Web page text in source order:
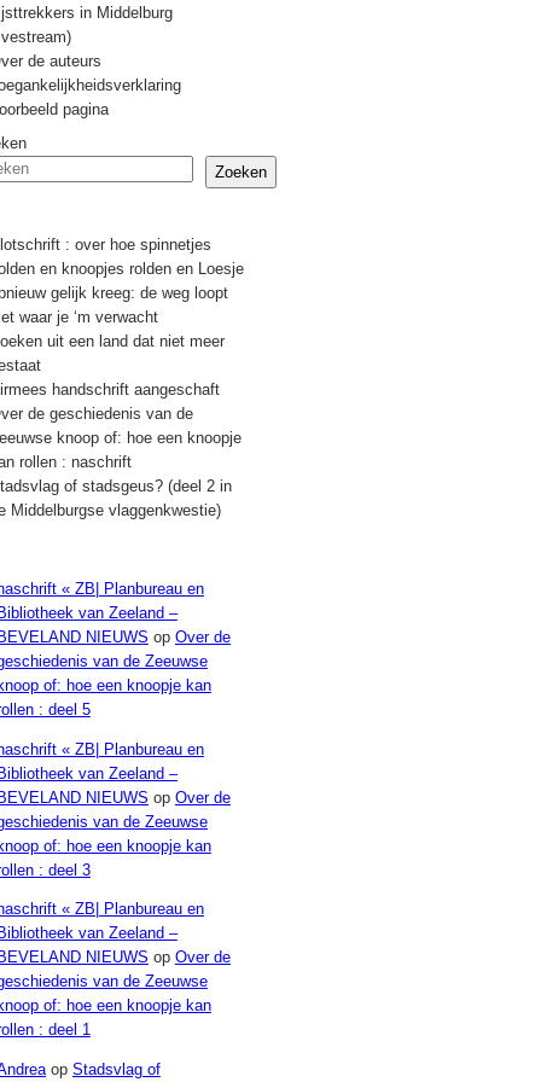
in Middelburg
de auteurs
pagina
Zoeken
: over hoe spinnetjes
en knoopjes rolden en Loesje
gelijk kreeg: de weg loopt
waar je ‘m verwacht
uit een land dat niet meer
handschrift aangeschaft
de geschiedenis van de
knoop of: hoe een knoopje
rollen : naschrift
of stadsgeus? (deel 2 in
Middelburgse vlaggenkwestie)
« ZB| Planbureau en
van Zeeland –
NIEUWS op Over de
van de Zeeuwse
of: hoe een knoopje kan
: deel 5
« ZB| Planbureau en
van Zeeland –
NIEUWS op Over de
van de Zeeuwse
of: hoe een knoopje kan
: deel 3
« ZB| Planbureau en
van Zeeland –
NIEUWS op Over de
van de Zeeuwse
of: hoe een knoopje kan
: deel 1
op Stadsvlag of